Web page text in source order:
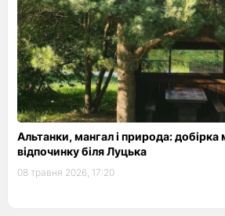
Альтанки, мангал і природа: добірка
відпочинку біля Луцька
08 травня 2026, 17:20